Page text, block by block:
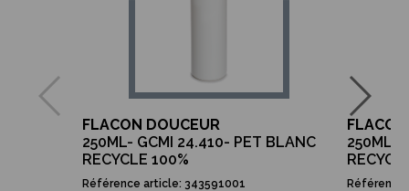
FLACON DOUCEUR
250ML- GCMI 24.410- PET BLANC
RECYCLE 100%
Référence article: 343591001
250ML-
Référence